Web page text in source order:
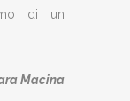
di un
Macina